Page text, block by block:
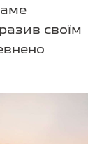
своїм